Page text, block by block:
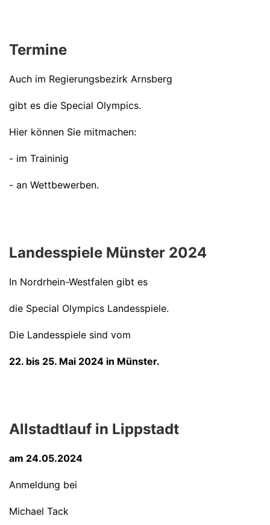
Termine
Auch im Regierungsbezirk Arnsberg
gibt es die Special Olympics.
Hier können Sie mitmachen:
- im Traininig
- an Wettbewerben.
Landesspiele Münster 2024
In Nordrhein-Westfalen gibt es
die Special Olympics Landesspiele.
Die Landesspiele sind vom
22. bis 25. Mai 2024 in Münster.
Allstadtlauf in Lippstadt
am 24.05.2024
Anmeldung bei
Michael Tack